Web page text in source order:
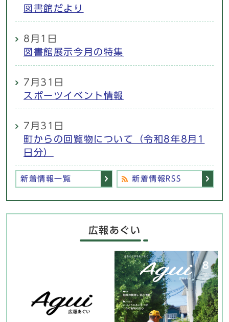
図書館だより
8月1日
図書館展示今月の特集
7月31日
スポーツイベント情報
7月31日
町からの回覧物について（令和8年8月1
日分）
新着情報一覧 新着情報RSS
広報あぐい